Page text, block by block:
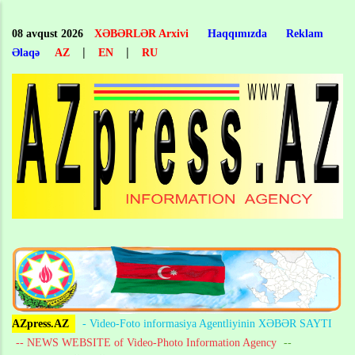
main
content
08 avqust 2026 XƏBƏRLƏR Arxivi Haqqımızda
Reklam
Əlaqə
AZ | EN | RU
AZpress.AZ
- Video-Foto informasiya Agentliyinin XƏBƏR SAYTI
-- NEWS WEBSITE of Video-Photo Information Agency --